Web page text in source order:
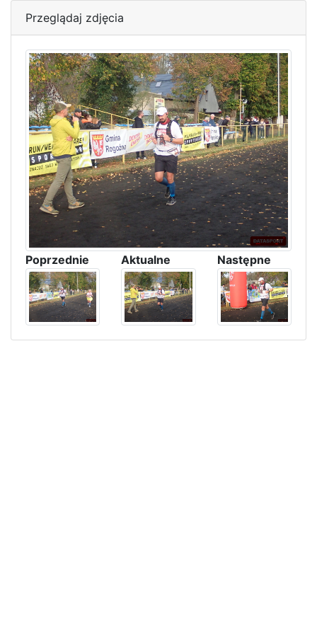
Przeglądaj zdjęcia
Poprzednie Aktualne Następne